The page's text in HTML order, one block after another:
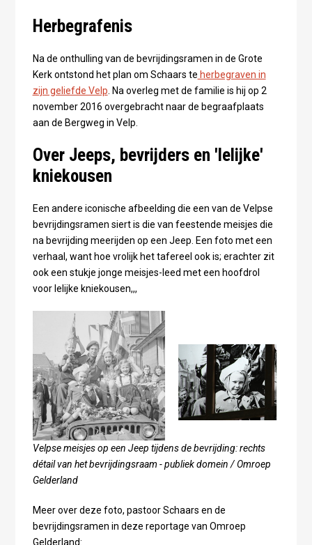
Herbegrafenis
Na de onthulling van de bevrijdingsramen in de Grote
Kerk ontstond het plan om Schaars te herbegraven in
zijn geliefde Velp . Na overleg met de familie is hij op 2
november 2016 overgebracht naar de begraafplaats
aan de Bergweg in Velp.
Over Jeeps, bevrijders en 'lelijke'
kniekousen
Een andere iconische afbeelding die een van de Velpse
bevrijdingsramen siert is die van feestende meisjes die
na bevrijding meerijden op een Jeep. Een foto met een
verhaal, want hoe vrolijk het tafereel ook is; erachter zit
ook een stukje jonge meisjes-leed met een hoofdrol
voor lelijke kniekousen,,,
Velpse meisjes op een Jeep tijdens de bevrijding: rechts
détail van het bevrijdingsraam - publiek domein / Omroep
Gelderland
Meer over deze foto, pastoor Schaars en de
bevrijdingsramen in deze reportage van Omroep
Gelderland: